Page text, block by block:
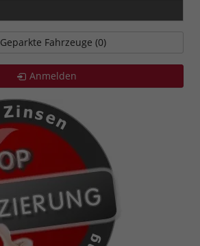
Geparkte Fahrzeuge (0)
Anmelden